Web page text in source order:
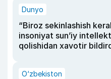
Dunyo
“Biroz sekinlashish
insoniyat sun’iy
qolishidan xavotir
O‘zbekiston